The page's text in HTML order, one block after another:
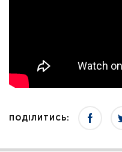
ПОДІЛИТИСЬ: